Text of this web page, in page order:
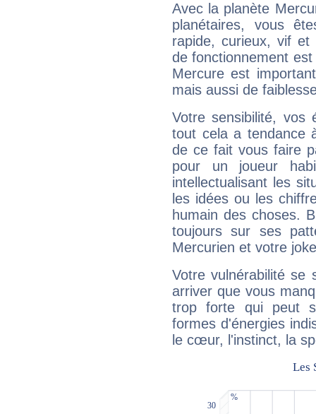
Avec la planète
planétaires, vous
rapide, curieux, vif et
de fonctionnement
Mercure est
mais aussi de
Votre sensibilité,
tout cela a tendance
de ce fait vous faire
pour un joueur
intellectualisant les
les idées ou les
humain des choses.
toujours sur ses
Mercurien et votre
Votre vulnérabilité se
arriver que vous
trop forte qui peut
formes d'énergies
le cœur, l'instinct, la